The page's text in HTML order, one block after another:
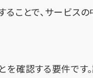
ことで、サービス
を確認する要件です